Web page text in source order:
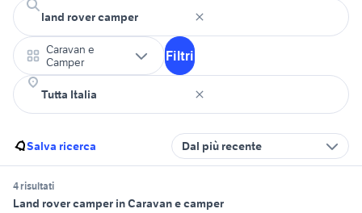
Caravan e
Camper
Filtri
Salva ricerca Dal più recente
4 risultati
Land rover camper in Caravan e camper